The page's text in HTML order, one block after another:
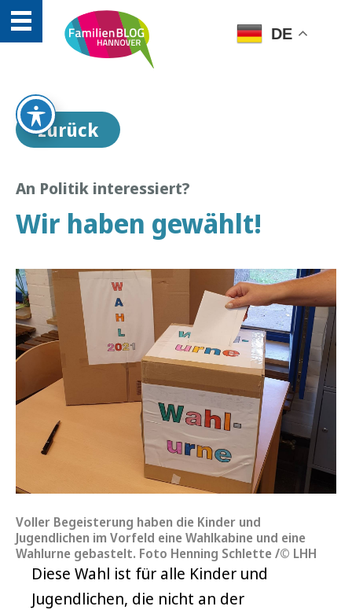
DE
zurück
An Politik interessiert?
Wir haben gewählt!
Voller Begeisterung haben die Kinder und
Jugendlichen im Vorfeld eine Wahlkabine und eine
Wahlurne gebastelt. Foto Henning Schlette /© LHH
Diese Wahl ist für alle Kinder und
Jugendlichen, die nicht an der